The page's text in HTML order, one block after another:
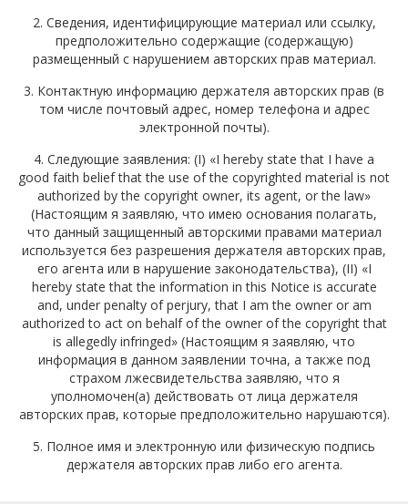
2. Сведения, идентифицирующие материал или ссылку,
предположительно содержащие (содержащую)
размещенный с нарушением авторских прав материал.
3. Контактную информацию держателя авторских прав (в
том числе почтовый адрес, номер телефона и адрес
электронной почты).
4. Следующие заявления: (I) «I hereby state that I have a
good faith belief that the use of the copyrighted material is not
authorized by the copyright owner, its agent, or the law»
(Настоящим я заявляю, что имею основания полагать,
что данный защищенный авторскими правами материал
используется без разрешения держателя авторских прав,
его агента или в нарушение законодательства), (II) «I
hereby state that the information in this Notice is accurate
and, under penalty of perjury, that I am the owner or am
authorized to act on behalf of the owner of the copyright that
is allegedly infringed» (Настоящим я заявляю, что
информация в данном заявлении точна, а также под
страхом лжесвидетельства заявляю, что я
уполномочен(а) действовать от лица держателя
авторских прав, которые предположительно нарушаются).
5. Полное имя и электронную или физическую подпись
держателя авторских прав либо его агента.